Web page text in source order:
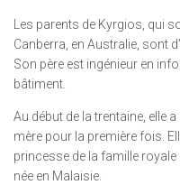
Les parents de Kyrgios, qui
Canberra, en Australie, sont
Son père est ingénieur en
bâtiment.
Au début de la trentaine, elle
mère pour la première fois.
princesse de la famille royale
née en Malaisie.